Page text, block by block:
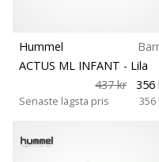
Ambassador.
alla
artiklar
Hummel
ACTUS ML INFANT - Lila
437 kr
356
Senaste lägsta pris 356